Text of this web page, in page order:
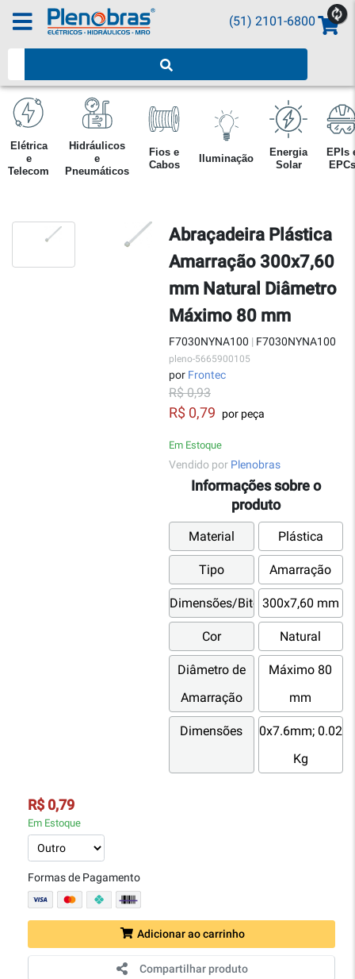
(51) 2101-6800
Elétrica
e
Telecom
Hidráulicos
e
Pneumáticos
Fios e
Cabos
Iluminação
Energia
Solar
EPIs
EPCs
Abraçadeira Plástica
Amarração 300x7,60
mm Natural Diâmetro
Máximo 80 mm
F7030NYNA100 | F7030NYNA100
pleno-5665900105
por Frontec
R$ 0,93
R$ 0,79 por peça
Em Estoque
Vendido por Plenobras
Informações sobre o
produto
Material Plástica
Tipo Amarração
Dimensões/Bitola300x7,60 mm
Cor Natural
Diâmetro de
Amarração
Máximo 80
mm
Dimensões
0x7.6mm; 0.02
Kg
R$ 0,79
Em Estoque
Formas de Pagamento
Adicionar ao carrinho
Compartilhar produto